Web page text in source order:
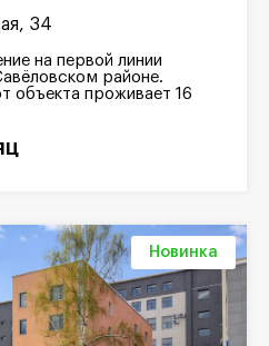
34
на первой линии
районе.
объекта проживает 16
Новинка